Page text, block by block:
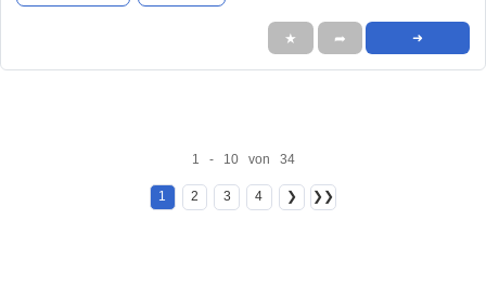
★ ➦ ➜
1 - 10 von 34
1 2 3 4 ❯ ❯❯